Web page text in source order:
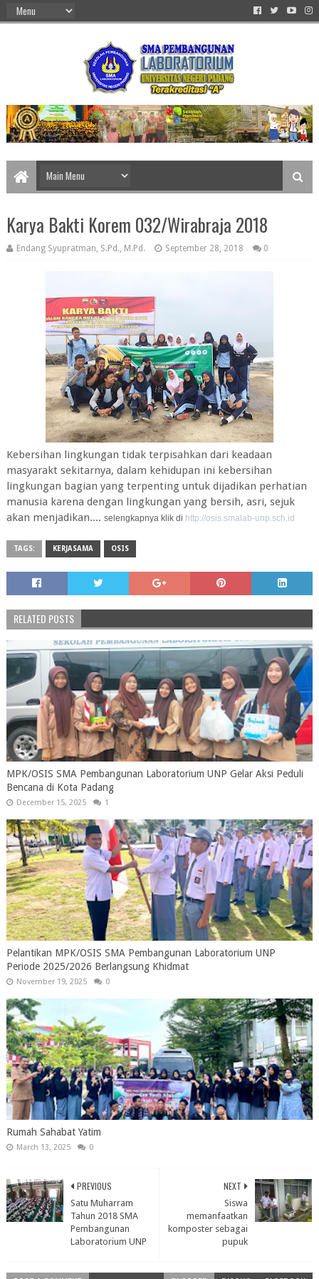
Karya Bakti Korem 032/Wirabraja 2018
Endang Syupratman, S.Pd., M.Pd. September 28, 2018 0
Kebersihan lingkungan tidak terpisahkan dari keadaan
masyarakt sekitarnya, dalam kehidupan ini kebersihan
lingkungan bagian yang terpenting untuk dijadikan perhatian
manusia karena dengan lingkungan yang bersih, asri, sejuk
akan menjadikan.... selengkapnya klik di http://osis.smalab-unp.sch.id
TAGS: KERJASAMA OSIS
RELATED POSTS
MPK/OSIS SMA Pembangunan Laboratorium UNP Gelar Aksi Peduli
Bencana di Kota Padang
December 15, 2025 1
Pelantikan MPK/OSIS SMA Pembangunan Laboratorium UNP
Periode 2025/2026 Berlangsung Khidmat
November 19, 2025 0
Rumah Sahabat Yatim
March 13, 2025 0
NEXT
Siswa
memanfaatkan
komposter sebagai
pupuk
PREVIOUS
Satu Muharram
Tahun 2018 SMA
Pembangunan
Laboratorium UNP